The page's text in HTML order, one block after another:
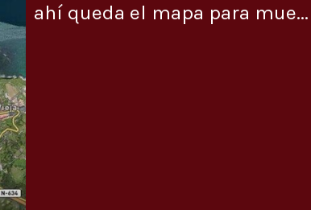
ahí queda el mapa para mue...